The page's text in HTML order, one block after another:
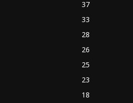
37
33
28
26
25
23
18